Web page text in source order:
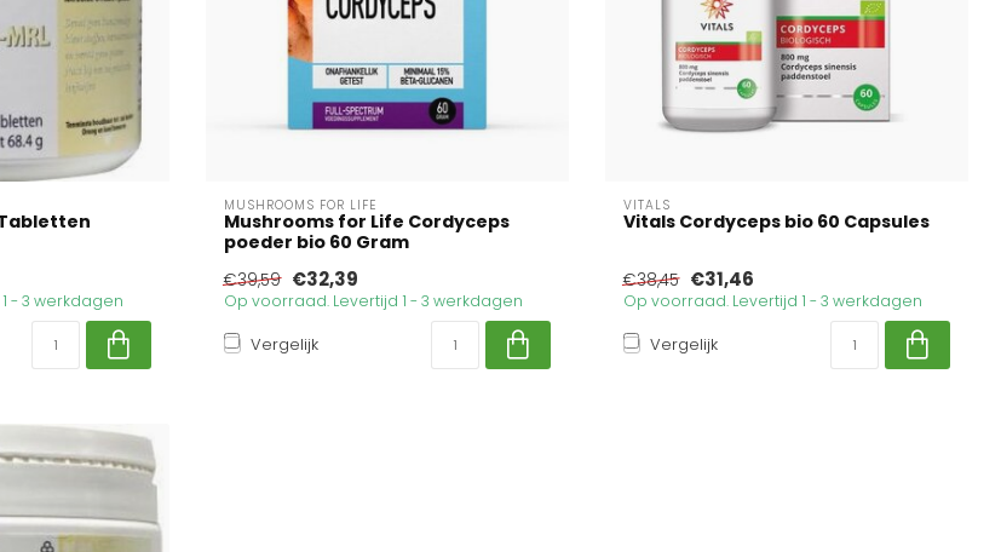
- 3 werkdagen
MUSHROOMS FOR LIFE
Mushrooms for Life Cordyceps
poeder bio 60 Gram
€39,59 €32,39
Op voorraad. Levertijd 1 - 3 werkdagen
Vergelijk
VITALS
Vitals Cordyceps bio 60 Capsules
€38,45 €31,46
Op voorraad. Levertijd 1 - 3 werkdagen
Vergelijk